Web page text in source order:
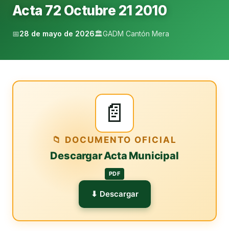
Acta 72 Octubre 21 2010
📅28 de mayo de 2026🏛️GADM Cantón Mera
📄
📁 DOCUMENTO OFICIAL
Descargar Acta Municipal
PDF
⬇ Descargar